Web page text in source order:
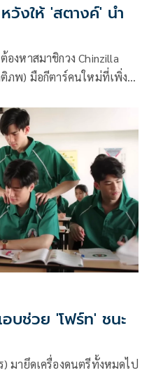
วังให้ 'สตางค์' นำ
งหาสมาชิกวง Chinzilla
ภพ) มือกีตาร์คนใหม่ที่เพิ่ง
มป์ Hot wave ให้ได้ เรื่อง
น์ นรวิชญ์) จะช่วยปลอบใจ
บช่วย 'โฟร์ท' ชนะ
มายึดเครื่องดนตรีทั้งหมดไป